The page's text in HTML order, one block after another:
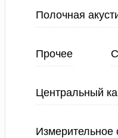
Полочная
Прочее
Центральный
Измерительное